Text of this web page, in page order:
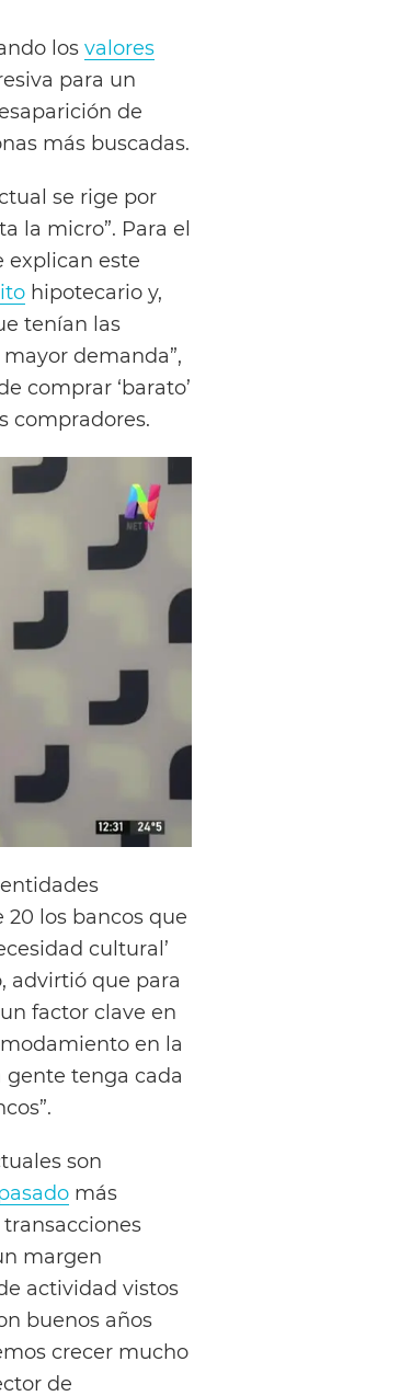
los valores
para un
de
más buscadas.
se rige por
la micro”. Para el
explican este
hipotecario y,
tenían las
demanda”,
comprar ‘barato’
compradores.
los bancos que
cultural’
advirtió que para
factor clave en
en la
gente tenga cada
son
más
margen
actividad vistos
buenos años
crecer mucho
de